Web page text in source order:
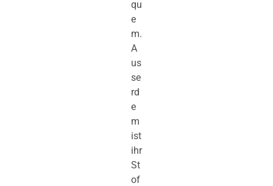
qu
e
m.
A
us
se
rd
e
m
ist
ihr
St
of